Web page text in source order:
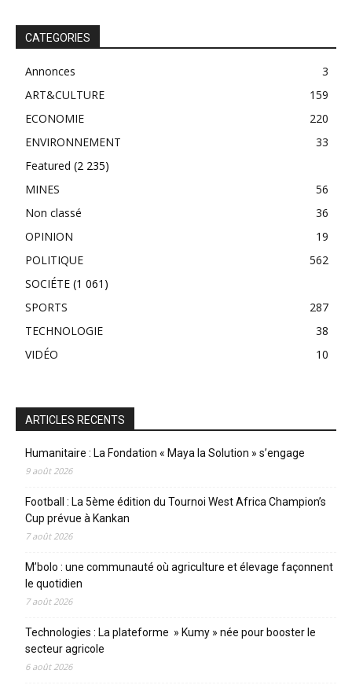
CATEGORIES
Annonces
3
ART&CULTURE
159
ECONOMIE
220
ENVIRONNEMENT
33
Featured (2 235)
MINES
56
Non classé
36
OPINION
19
POLITIQUE
562
SOCIÉTE (1 061)
SPORTS
287
TECHNOLOGIE
38
VIDÉO
10
ARTICLES RECENTS
Humanitaire : La Fondation « Maya la Solution » s’engage
9 août 2026
Football : La 5ème édition du Tournoi West Africa Champion’s
Cup prévue à Kankan
7 août 2026
M’bolo : une communauté où agriculture et élevage façonnent
le quotidien
7 août 2026
Technologies : La plateforme » Kumy » née pour booster le
secteur agricole
6 août 2026